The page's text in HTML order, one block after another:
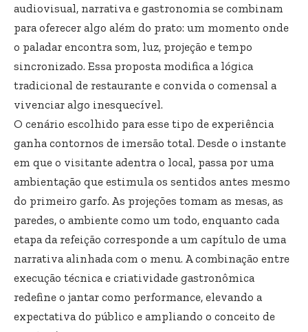
audiovisual, narrativa e gastronomia se combinam
para oferecer algo além do prato: um momento onde
o paladar encontra som, luz, projeção e tempo
sincronizado. Essa proposta modifica a lógica
tradicional de restaurante e convida o comensal a
vivenciar algo inesquecível.
O cenário escolhido para esse tipo de experiência
ganha contornos de imersão total. Desde o instante
em que o visitante adentra o local, passa por uma
ambientação que estimula os sentidos antes mesmo
do primeiro garfo. As projeções tomam as mesas, as
paredes, o ambiente como um todo, enquanto cada
etapa da refeição corresponde a um capítulo de uma
narrativa alinhada com o menu. A combinação entre
execução técnica e criatividade gastronômica
redefine o jantar como performance, elevando a
expectativa do público e ampliando o conceito de